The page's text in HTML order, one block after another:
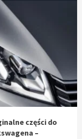
części do
–